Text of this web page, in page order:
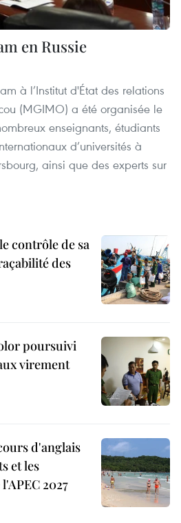
en Russie
à l’Institut d'État des relations
(MGIMO) a été organisée le
enseignants, étudiants
d’universités à
ainsi que des experts sur
contrôle de sa
des
poursuivi
virement
d'anglais
et les
2027